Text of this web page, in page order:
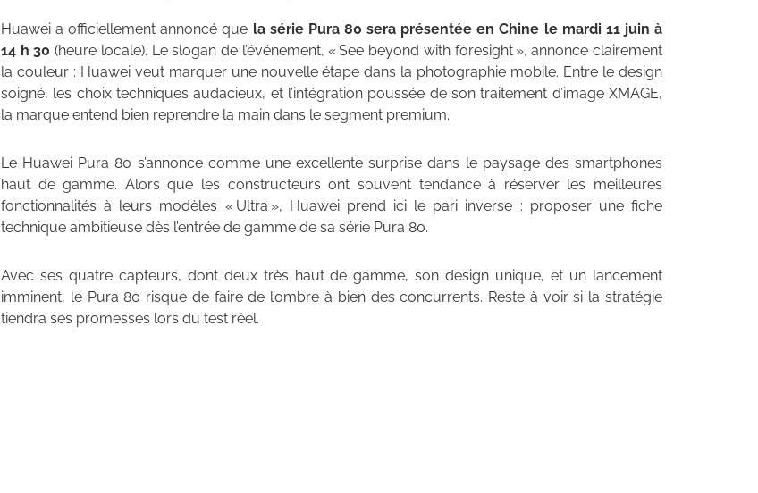
Huawei a officiellement annoncé que la série Pura 80 sera présentée en Chine le mardi 11 juin à
14 h 30 (heure locale). Le slogan de l’événement, « See beyond with foresight », annonce clairement
la couleur : Huawei veut marquer une nouvelle étape dans la photographie mobile. Entre le design
soigné, les choix techniques audacieux, et l’intégration poussée de son traitement d’image XMAGE,
la marque entend bien reprendre la main dans le segment premium.
Le Huawei Pura 80 s’annonce comme une excellente surprise dans le paysage des smartphones
haut de gamme. Alors que les constructeurs ont souvent tendance à réserver les meilleures
fonctionnalités à leurs modèles « Ultra », Huawei prend ici le pari inverse : proposer une fiche
technique ambitieuse dès l’entrée de gamme de sa série Pura 80.
Avec ses quatre capteurs, dont deux très haut de gamme, son design unique, et un lancement
imminent, le Pura 80 risque de faire de l’ombre à bien des concurrents. Reste à voir si la stratégie
tiendra ses promesses lors du test réel.